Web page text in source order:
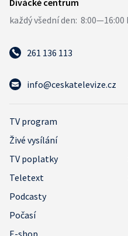
261 136 113
info@ceskatelevize.cz
TV program
Živé vysílání
TV poplatky
Teletext
Podcasty
Počasí